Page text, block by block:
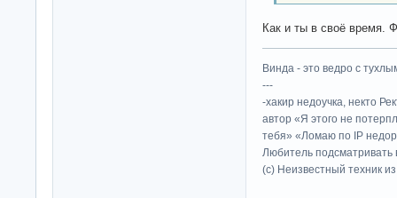
Как и ты в своё время.
Винда - это ведро с
---
-хакир недоучка, некто
автор «Я этого не
тебя» «Ломаю по IP
Любитель подсматривать
(c) Неизвестный техник